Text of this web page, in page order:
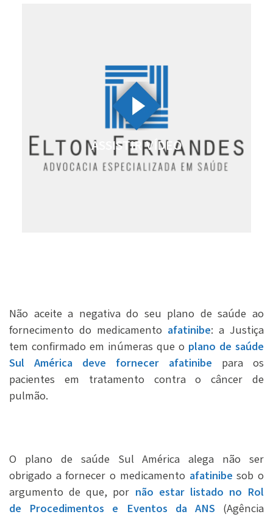
ASSISTIR VÍDEO
Não aceite a negativa do seu plano de saúde ao
fornecimento do medicamento afatinibe: a Justiça
tem confirmado em inúmeras que o plano de saúde
Sul América deve fornecer afatinibe para os
pacientes em tratamento contra o câncer de
pulmão.
O plano de saúde Sul América alega não ser
obrigado a fornecer o medicamento afatinibe sob o
argumento de que, por não estar listado no Rol
de Procedimentos e Eventos da ANS (Agência